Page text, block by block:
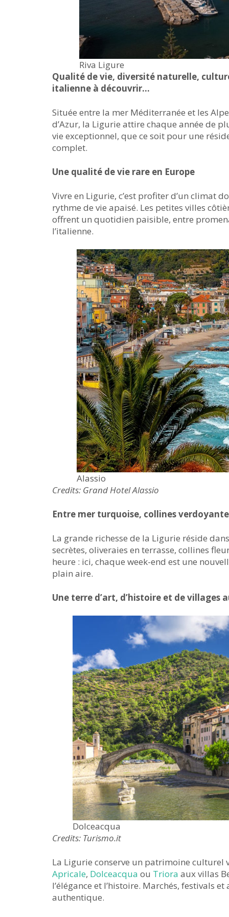
Riva Ligure
Qualité de vie, diversité naturelle,
italienne à découvrir…
Située entre la mer Méditerranée et les
d’Azur, la Ligurie attire chaque année de
vie exceptionnel, que ce soit pour une
complet.
Une qualité de vie rare en Europe
Vivre en Ligurie, c’est profiter d’un climat
rythme de vie apaisé. Les petites villes
offrent un quotidien paisible, entre
l’italienne.
Alassio
Credits: Grand Hotel Alassio
Entre mer turquoise, collines
La grande richesse de la Ligurie réside
secrètes, oliveraies en terrasse, collines
heure : ici, chaque week-end est une
plain aire.
Une terre d’art, d’histoire et de villages
Dolceacqua
Credits: Turismo.it
La Ligurie conserve un patrimoine culturel
Apricale, Dolceacqua ou Triora aux villas
l’élégance et l’histoire. Marchés, festivals
authentique.